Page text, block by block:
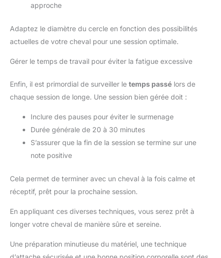
approche
Adaptez le diamètre du cercle en fonction des possibilités
actuelles de votre cheval pour une session optimale.
Gérer le temps de travail pour éviter la fatigue excessive
Enfin, il est primordial de surveiller le temps passé lors de
chaque session de longe. Une session bien gérée doit :
Inclure des pauses pour éviter le surmenage
Durée générale de 20 à 30 minutes
S’assurer que la fin de la session se termine sur une
note positive
Cela permet de terminer avec un cheval à la fois calme et
réceptif, prêt pour la prochaine session.
En appliquant ces diverses techniques, vous serez prêt à
longer votre cheval de manière sûre et sereine.
Une préparation minutieuse du matériel, une technique